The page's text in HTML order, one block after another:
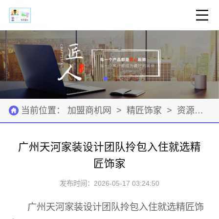
当前位置： 加盟商机网 > 精匠饰家 > 资源材料
广州天河家装设计团队拎包入住就选精
匠饰家
发布时间：2026-05-17 03:24:50
广州天河家装设计团队拎包入住就选精匠饰